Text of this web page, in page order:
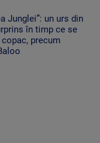
Junglei”: un urs din
în timp ce se
precum